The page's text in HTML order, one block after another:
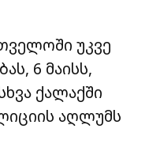
უკვე
6 მაისს,
ქალაქში
აღლუმს